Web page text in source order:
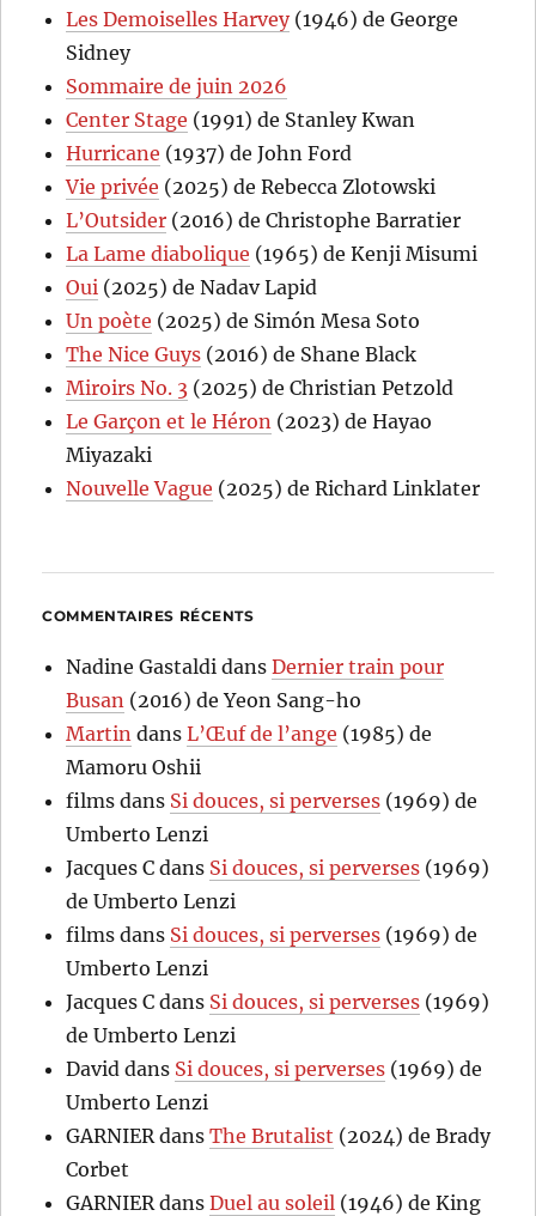
Les Demoiselles Harvey(1946) de George
Sidney
Sommaire de juin 2026
Center Stage (1991) de Stanley Kwan
Hurricane (1937) de John Ford
Vie privée (2025) de Rebecca Zlotowski
L’Outsider (2016) de Christophe Barratier
La Lame diabolique (1965) de Kenji Misumi
Oui (2025) de Nadav Lapid
Un poète (2025) de Simón Mesa Soto
The Nice Guys (2016) de Shane Black
Miroirs No. 3 (2025) de Christian Petzold
Le Garçon et le Héron (2023) de Hayao
Miyazaki
Nouvelle Vague (2025) de Richard Linklater
COMMENTAIRES RÉCENTS
Nadine Gastaldi dansDernier train pour
Busan (2016) de Yeon Sang-ho
Martin dansL’Œuf de l’ange (1985) de
Mamoru Oshii
films dans Si douces, si perverses (1969) de
Umberto Lenzi
Jacques C dans Si douces, si perverses (1969)
de Umberto Lenzi
films dans Si douces, si perverses (1969) de
Umberto Lenzi
Jacques C dans Si douces, si perverses (1969)
de Umberto Lenzi
David dans Si douces, si perverses (1969) de
Umberto Lenzi
GARNIER dansThe Brutalist (2024) de Brady
Corbet
GARNIER dansDuel au soleil (1946) de King